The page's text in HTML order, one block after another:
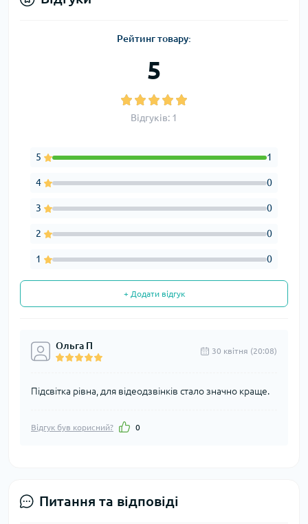
Рейтинг товару:
5
Відгуків: 1
5 1
4 0
3 0
2 0
1 0
+ Додати відгук
Ольга П 30 квітня (20:08)
Підсвітка рівна, для відеодзвінків стало значно краще.
Відгук був корисний? 0
Питання та відповіді